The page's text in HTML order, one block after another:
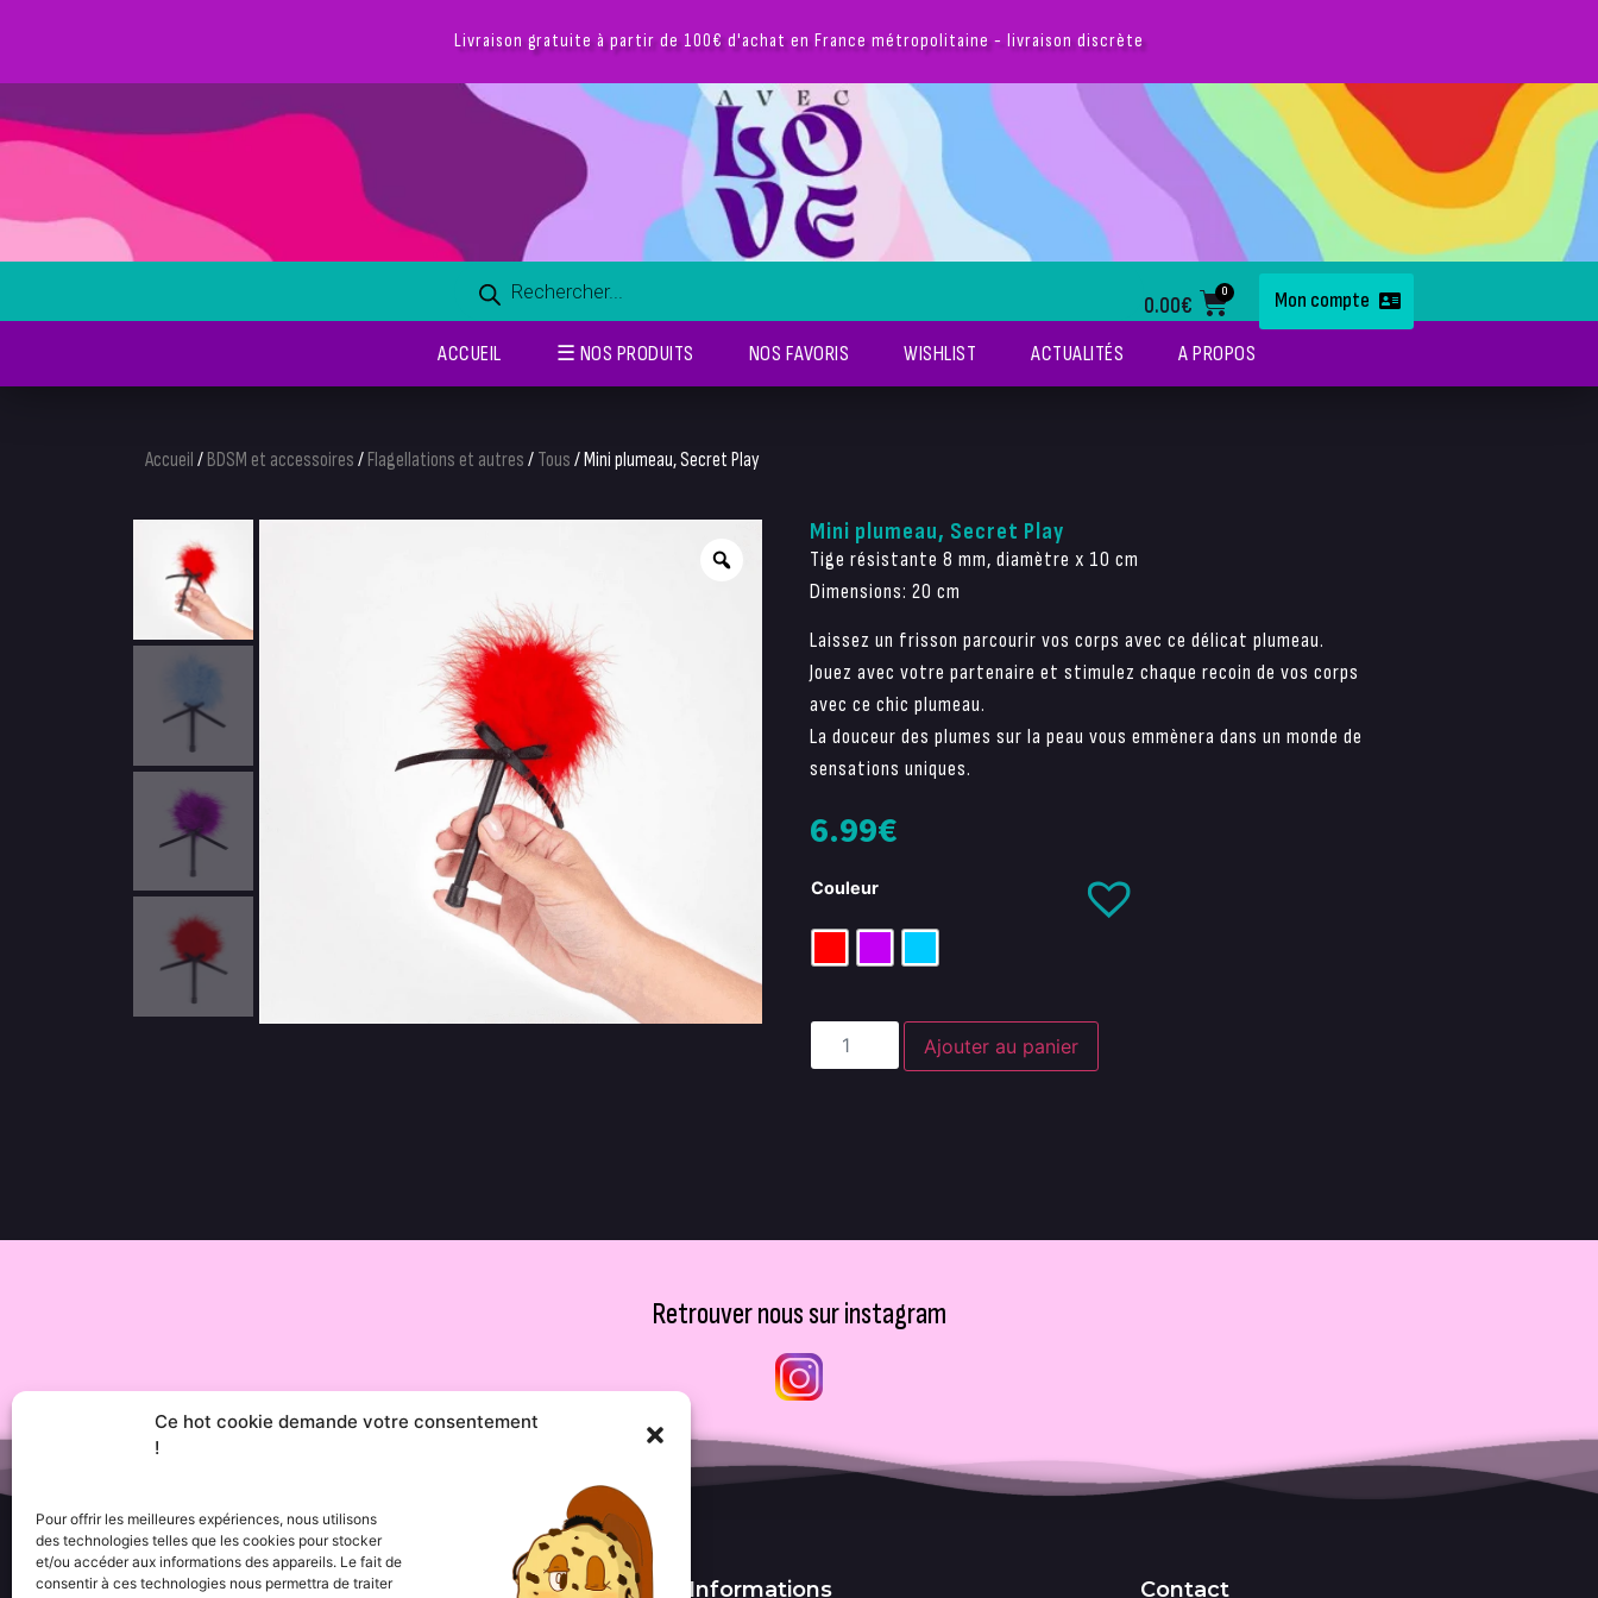
Ce hot cookie demande votre consentement
!
Pour offrir les meilleures expériences, nous utilisons
des technologies telles que les cookies pour stocker
et/ou accéder aux informations des appareils. Le fait de
consentir à ces technologies nous permettra de traiter
Livraison gratuite à partir de 100€ d'achat en France métropolitaine - livraison discrète
0.00€
0 Mon compte
ACCUEIL ☰ NOS PRODUITS NOS FAVORIS WISHLIST ACTUALITÉS A PROPOS
Accueil / BDSM et accessoires / Flagellations et autres / Tous / Mini plumeau, Secret Play
Mini plumeau, Secret Play
Tige résistante 8 mm, diamètre x 10 cm
Dimensions: 20 cm
Laissez un frisson parcourir vos corps avec ce délicat plumeau.
Jouez avec votre partenaire et stimulez chaque recoin de vos corps
avec ce chic plumeau.
La douceur des plumes sur la peau vous emmènera dans un monde de
sensations uniques.
6.99€
Couleur
Ajouter au panier
Retrouver nous sur instagram
Menu Informations Contact